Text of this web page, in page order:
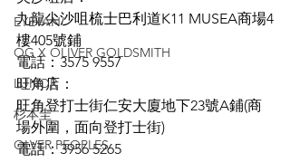
EYEVAN
OG X OLIVER GOLDSMITH
LUNOR
杉本圭
OLVER PEOPLES
九龍尖沙咀梳士巴利道K11 MUSEA商場4
樓405號鋪
電話：3575 9557
旺角店：
旺角登打士街仁安大廈地下23號A鋪(商
場外圍，面向登打士街)
電話：3956 5265